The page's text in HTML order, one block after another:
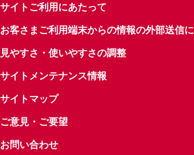
サイトご利用にあたって
お客さまご利用端末からの情報の外部送信
見やすさ・使いやすさの調整
サイトメンテナンス情報
サイトマップ
ご意見・ご要望
お問い合わせ